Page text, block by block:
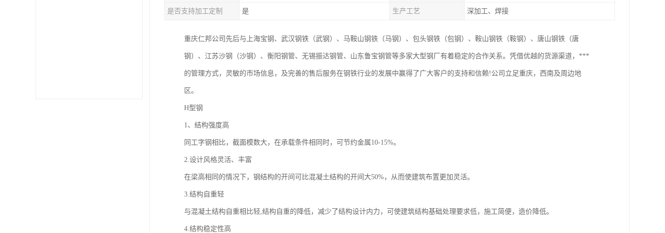
是否支持加工定制 是 生产工艺 深加工、焊接
重庆仁邦公司先后与上海宝钢、武汉钢铁（武钢）、马鞍山钢铁（马钢）、包头钢铁（包钢）、鞍山钢铁（鞍钢）、唐山钢铁（唐
钢）、江苏沙钢（沙钢）、衡阳钢管、无锡振达钢管、山东鲁宝钢管等多家大型钢厂有着稳定的合作关系。凭借优越的货源渠道，***
的管理方式，灵敏的市场信息，及完善的售后服务在钢铁行业的发展中赢得了广大客户的支持和信赖!公司立足重庆，西南及周边地
区。
H型钢
1、结构强度高
同工字钢相比，截面模数大，在承载条件相同时，可节约金属10-15%。
2.设计风格灵活、丰富
在梁高相同的情况下，钢结构的开间可比混凝土结构的开间大50%，从而使建筑布置更加灵活。
3.结构自重轻
与混凝土结构自重相比轻,结构自重的降低，减少了结构设计内力，可使建筑结构基础处理要求低，施工简便，造价降低。
4.结构稳定性高